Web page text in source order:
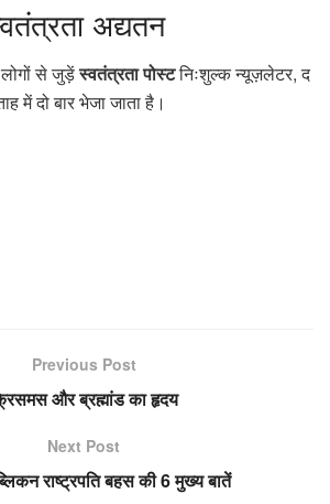
अद्यतन
लोगों से जुड़ेंस्वतंत्रता पोस्टनिःशुल्क न्यूज़लेटर, द
में दो बार भेजा जाता है।
Previous Post
और ब्रह्मांड का हृदय
Next Post
राष्ट्रपति बहस की 6 मुख्य बातें